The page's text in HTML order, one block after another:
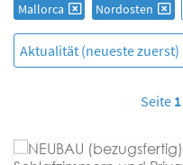
Mallorca Nordosten
Seite 1